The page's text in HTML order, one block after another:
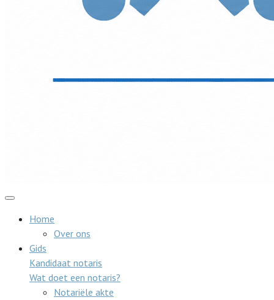
Home
Over ons
Gids
Kandidaat notaris
Wat doet een notaris?
Notariële akte